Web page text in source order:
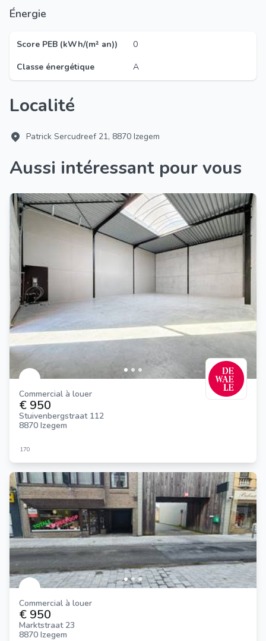
Énergie
Score PEB (kWh/(m² an))
0
Classe énergétique
A
Localité
Patrick Sercudreef 21, 8870 Izegem
Aussi intéressant pour vous
Commercial à louer
€ 950
Stuivenbergstraat 112
8870 Izegem
170
Commercial à louer
€ 950
Marktstraat 23
8870 Izegem